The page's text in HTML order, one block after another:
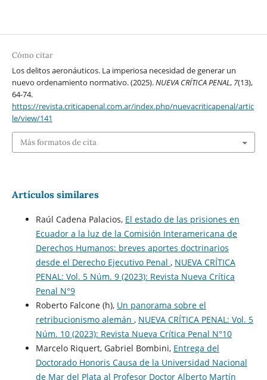
Cómo citar
Los delitos aeronáuticos. La imperiosa necesidad de generar un
nuevo ordenamiento normativo. (2025).NUEVA CRÍTICA PENAL, 7(13),
64-74.
https://revista.criticapenal.com.ar/index.php/nuevacriticapenal/artic
le/view/141
Más formatos de cita
Artículos similares
Raúl Cadena Palacios, El estado de las prisiones en
Ecuador a la luz de la Comisión Interamericana de
Derechos Humanos: breves aportes doctrinarios
desde el Derecho Ejecutivo Penal , NUEVA CRÍTICA
PENAL: Vol. 5 Núm. 9 (2023): Revista Nueva Crí­tica
Penal N°9
Roberto Falcone (h), Un panorama sobre el
retribucionismo alemán , NUEVA CRÍTICA PENAL: Vol. 5
Núm. 10 (2023): Revista Nueva Crí­tica Penal N°10
Marcelo Riquert, Gabriel Bombini, Entrega del
Doctorado Honoris Causa de la Universidad Nacional
de Mar del Plata al Profesor Doctor Alberto Martín